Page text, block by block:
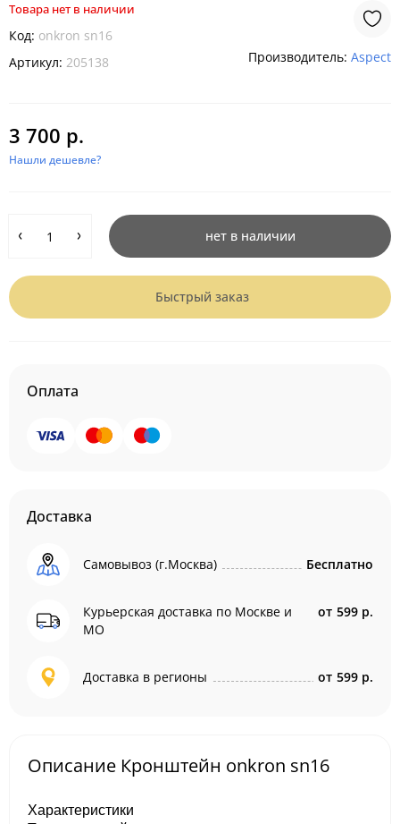
Товара нет в наличии
Код: onkron sn16
Артикул: 205138 Производитель: Aspect
3 700 р.
Нашли дешевле?
нет в наличии
Быстрый заказ
Оплата
Доставка
Самовывоз (г.Москва) Бесплатно
Курьерская доставка по Москве и
МО
от 599 р.
Доставка в регионы от 599 р.
Описание Кронштейн onkron sn16
Характеристики